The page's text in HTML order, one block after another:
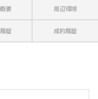
要 周辺環境
歴 成約履歴